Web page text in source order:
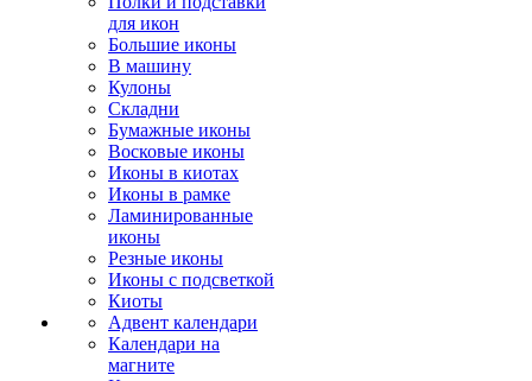
для икон
Большие иконы
В машину
Кулоны
Складни
Бумажные иконы
Восковые иконы
Иконы в киотах
Иконы в рамке
Ламинированные
иконы
Резные иконы
Иконы с подсветкой
Киоты
Адвент календари
Календари на
магните